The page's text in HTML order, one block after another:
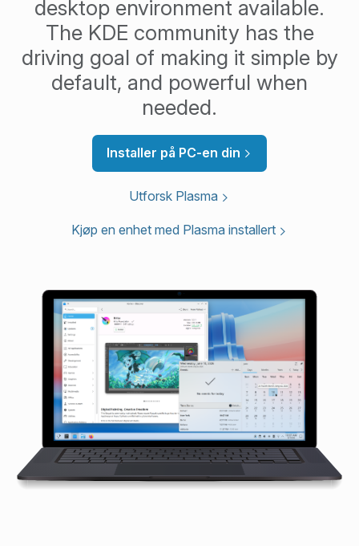
desktop environment available.
The KDE community has the
driving goal of making it simple by
default, and powerful when
needed.
Installer på PC-en din
Utforsk Plasma
Kjøp en enhet med Plasma installert